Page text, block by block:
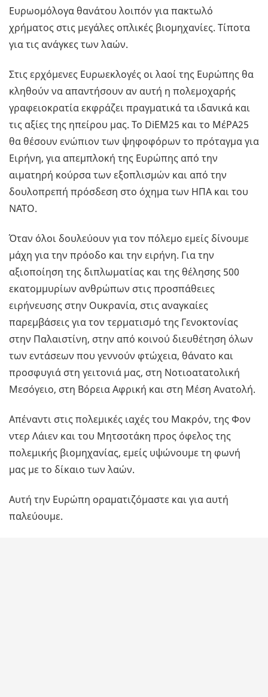
Ευρωομόλογα θανάτου λοιπόν για πακτωλό
χρήματος στις μεγάλες οπλικές βιομηχανίες. Τίποτα
για τις ανάγκες των λαών.
Στις ερχόμενες Ευρωεκλογές οι λαοί της Ευρώπης θα
κληθούν να απαντήσουν αν αυτή η πολεμοχαρής
γραφειοκρατία εκφράζει πραγματικά τα ιδανικά και
τις αξίες της ηπείρου μας. Το DiEM25 και το ΜέΡΑ25
θα θέσουν ενώπιον των ψηφοφόρων το πρόταγμα για
Ειρήνη, για απεμπλοκή της Ευρώπης από την
αιματηρή κούρσα των εξοπλισμών και από την
δουλοπρεπή πρόσδεση στο όχημα των ΗΠΑ και του
ΝΑΤΟ.
Όταν όλοι δουλεύουν για τον πόλεμο εμείς δίνουμε
μάχη για την πρόοδο και την ειρήνη. Για την
αξιοποίηση της διπλωματίας και της θέλησης 500
εκατομμυρίων ανθρώπων στις προσπάθειες
ειρήνευσης στην Ουκρανία, στις αναγκαίες
παρεμβάσεις για τον τερματισμό της Γενοκτονίας
στην Παλαιστίνη, στην από κοινού διευθέτηση όλων
των εντάσεων που γεννούν φτώχεια, θάνατο και
προσφυγιά στη γειτονιά μας, στη Nοτιοατατολική
Μεσόγειο, στη Βόρεια Αφρική και στη Μέση Ανατολή.
Απέναντι στις πολεμικές ιαχές του Μακρόν, της Φον
ντερ Λάιεν και του Μητσοτάκη προς όφελος της
πολεμικής βιομηχανίας, εμείς υψώνουμε τη φωνή
μας με το δίκαιο των λαών.
Αυτή την Ευρώπη οραματιζόμαστε και για αυτή
παλεύουμε.